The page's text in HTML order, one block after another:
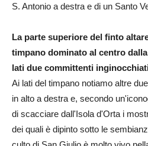
S. Antonio a destra e di un Santo
La parte superiore del finto
timpano dominato al centro
lati due committenti
Ai lati del timpano notiamo altre
in alto a destra e, secondo
di scacciare dall'Isola d'Orta i
dei quali è dipinto sotto le